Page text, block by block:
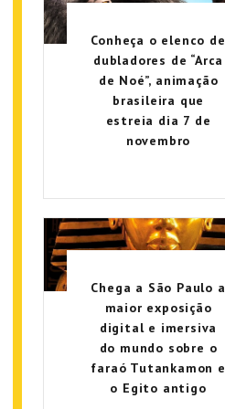
Conheça o elenco de
dubladores de “Arca
de Noé”, animação
brasileira que
estreia dia 7 de
novembro
Chega a São Paulo a
maior exposição
digital e imersiva
do mundo sobre o
faraó Tutankamon e
o Egito antigo